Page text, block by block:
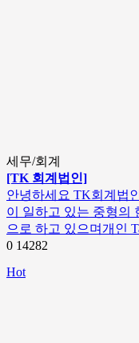
세무/회계
[TK 회계법인]
안녕하세요 TK회계법
이 일하고 있는 중형의
으로 하고 있으며개인
0 14282
Hot